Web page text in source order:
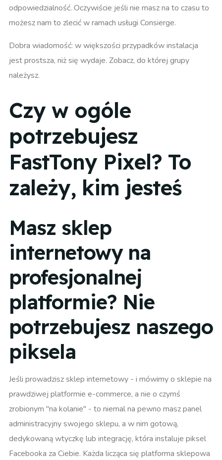
odpowiedzialność. Oczywiście jeśli nie masz na to czasu to
możesz nam to zlecić w ramach usługi Consierge.
Dobra wiadomość: w większości przypadków instalacja
jest prostsza, niż się wydaje. Zobacz, do której grupy
należysz.
Czy w ogóle
potrzebujesz
FastTony Pixel? To
zależy, kim jesteś
Masz sklep
internetowy na
profesjonalnej
platformie? Nie
potrzebujesz naszego
piksela
Jeśli prowadzisz sklep internetowy - i mówimy o sklepie na
prawdziwej platformie e-commerce, a nie o czymś
zrobionym "na kolanie" - to niemal na pewno masz panel
administracyjny swojego sklepu, a w nim gotową,
dedykowaną wtyczkę lub integrację, która instaluje piksel
Facebooka za Ciebie. Każda licząca się platforma sklepowa